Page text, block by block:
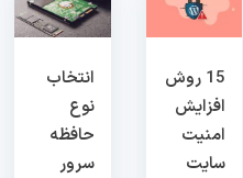
15 روش
افزایش
امنیت
سایت
انتخاب
نوع
حافظه
سرور